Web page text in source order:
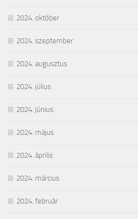
2024. október
2024. szeptember
2024. augusztus
2024. július
2024. június
2024. május
2024. április
2024. március
2024. február